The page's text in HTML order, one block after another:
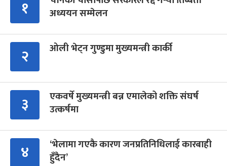
१
अध्ययन सम्मेलन
२ ओली भेट्न गुण्डुमा मुख्यमन्त्री कार्की
३
एकवर्षे मुख्यमन्त्री बन्न एमालेको शक्ति संघर्ष
उत्कर्षमा
४
‘भेलामा गएकै कारण जनप्रतिनिधिलाई कारबाही
हुँदैन’